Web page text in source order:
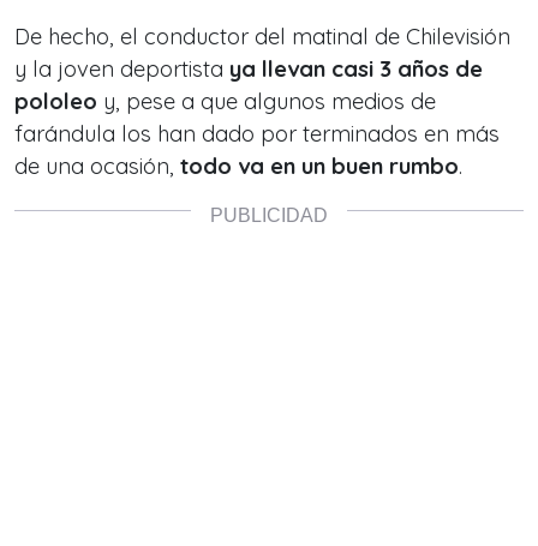
De hecho, el conductor del matinal de Chilevisión
y la joven deportista ya llevan casi 3 años de
pololeo y, pese a que algunos medios de
farándula los han dado por terminados en más
de una ocasión, todo va en un buen rumbo.